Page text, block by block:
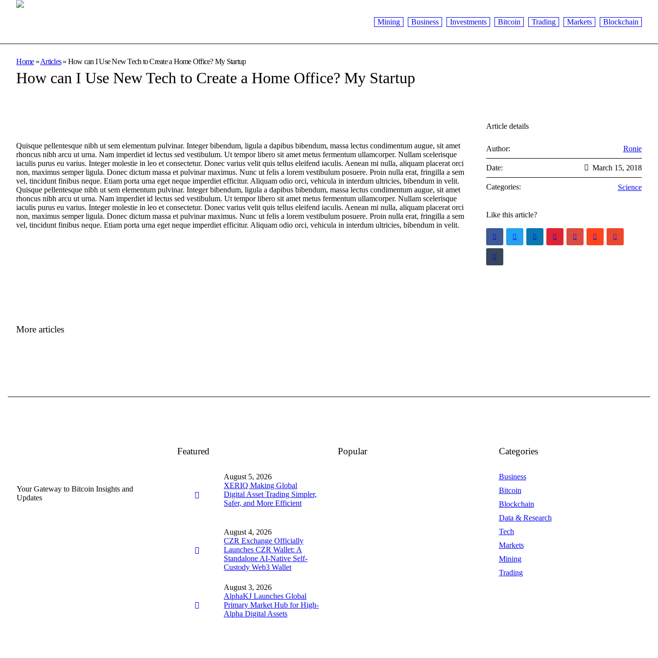
Mining Business Investments Bitcoin Trading Markets Blockchain
Home»Articles» How can I Use New Tech to Create a Home Office? My Startup
How can I Use New Tech to Create a Home Office? My Startup
Quisque pellentesque nibh ut sem elementum pulvinar. Integer bibendum, ligula a dapibus bibendum, massa lectus condimentum augue, sit amet
rhoncus nibh arcu ut urna. Nam imperdiet id lectus sed vestibulum. Ut tempor libero sit amet metus fermentum ullamcorper. Nullam scelerisque
iaculis purus eu varius. Integer molestie in leo et consectetur. Donec varius velit quis tellus eleifend iaculis. Aenean mi nulla, aliquam placerat orci
non, maximus semper ligula. Donec dictum massa et pulvinar maximus. Nunc ut felis a lorem vestibulum posuere. Proin nulla erat, fringilla a sem
vel, tincidunt finibus neque. Etiam porta urna eget neque imperdiet efficitur. Aliquam odio orci, vehicula in interdum ultricies, bibendum in velit.
Quisque pellentesque nibh ut sem elementum pulvinar. Integer bibendum, ligula a dapibus bibendum, massa lectus condimentum augue, sit amet
rhoncus nibh arcu ut urna. Nam imperdiet id lectus sed vestibulum. Ut tempor libero sit amet metus fermentum ullamcorper. Nullam scelerisque
iaculis purus eu varius. Integer molestie in leo et consectetur. Donec varius velit quis tellus eleifend iaculis. Aenean mi nulla, aliquam placerat orci
non, maximus semper ligula. Donec dictum massa et pulvinar maximus. Nunc ut felis a lorem vestibulum posuere. Proin nulla erat, fringilla a sem
vel, tincidunt finibus neque. Etiam porta urna eget neque imperdiet efficitur. Aliquam odio orci, vehicula in interdum ultricies, bibendum in velit.
Article details
Author: Ronie
Date: March 15, 2018
Categories: Science
Like this article?
More articles
Your Gateway to Bitcoin Insights and
Updates
Featured
August 5, 2026
XERIQ Making Global
Digital Asset Trading Simpler,
Safer, and More Efficient
August 4, 2026
CZR Exchange Officially
Launches CZR Wallet: A
Standalone AI-Native Self-
Custody Web3 Wallet
August 3, 2026
AlphaKJ Launches Global
Primary Market Hub for High-
Alpha Digital Assets
Popular Categories
Business
Bitcoin
Blockchain
Data & Research
Tech
Markets
Mining
Trading